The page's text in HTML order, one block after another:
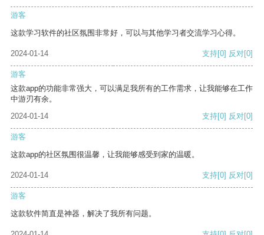
游客
这款学习软件的社区氛围非常好，可以与其他学习者交流学习心得。
2024-01-14 支持[0] 反对[0]
游客
这款app的功能非常强大，可以满足我所有的工作需求，让我能够在工作
中游刃有余。
2024-01-14
支持[0] 反对[0]
游客
这款app的社区氛围很温馨，让我能够感受到家的温暖。
2024-01-14 支持[0] 反对[0]
游客
这款软件简直是神器，解决了我所有问题。